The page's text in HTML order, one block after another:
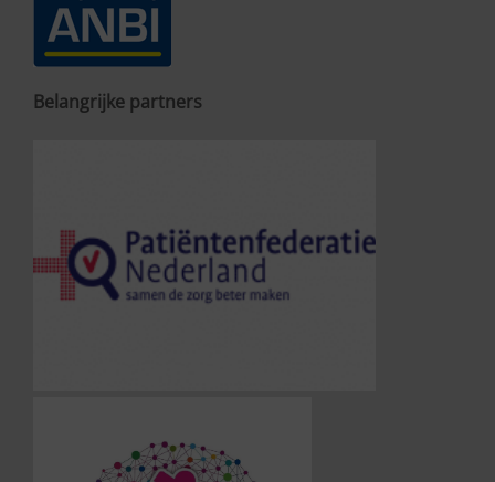
Belangrijke partners